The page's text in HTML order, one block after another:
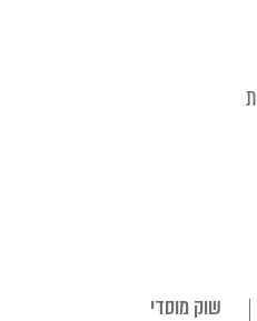
שוק מוסדי